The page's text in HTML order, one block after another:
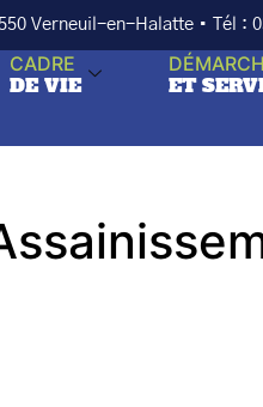
Verneuil-en-Halatte • Tél :
CADRE
DE VIE ET